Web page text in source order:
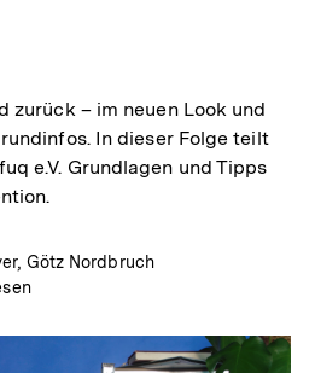
zurück – im neuen Look und
In dieser Folge teilt
e.V. Grundlagen und Tipps
Götz Nordbruch